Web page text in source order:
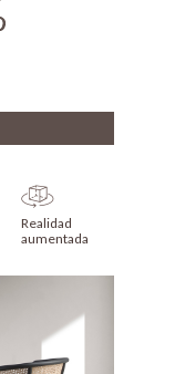
Realidad
aumentada